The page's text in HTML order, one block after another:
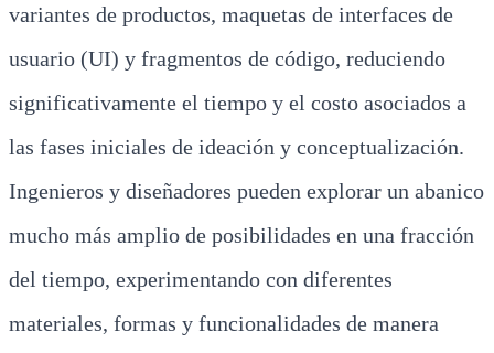
variantes de productos, maquetas de interfaces de
usuario (UI) y fragmentos de código, reduciendo
significativamente el tiempo y el costo asociados a
las fases iniciales de ideación y conceptualización.
Ingenieros y diseñadores pueden explorar un abanico
mucho más amplio de posibilidades en una fracción
del tiempo, experimentando con diferentes
materiales, formas y funcionalidades de manera